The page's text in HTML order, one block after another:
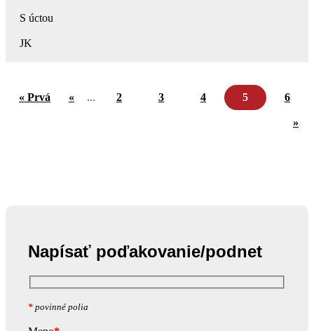
S úctou
JK
« Prvá « ... 2 3 4 5 6
»
Napísať poďakovanie/podnet
* povinné polia